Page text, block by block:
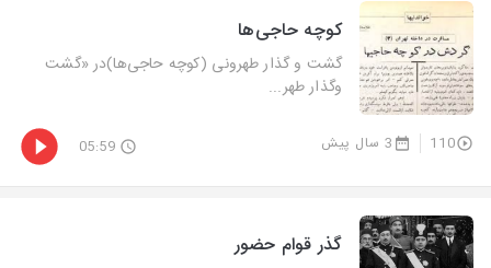
كوچه حاجی‌ها
گشت و گذار طهرونی (كوچه حاجی‌ها)در «گشت‌
وگذار طهر...
110 3 سال پیش 05:59
گذر قوام حضور